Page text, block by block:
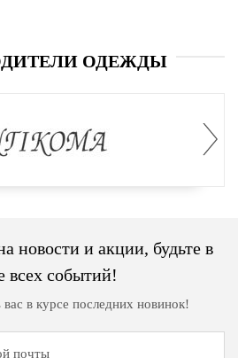
ОДЕЖДЫ
новости и акции, будьте в
всех событий!
в курсе последних новинок!